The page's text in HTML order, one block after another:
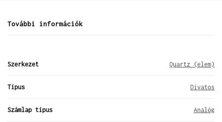
További információk
Szerkezet Quartz (elem)
Típus Divatos
Számlap típus Analóg